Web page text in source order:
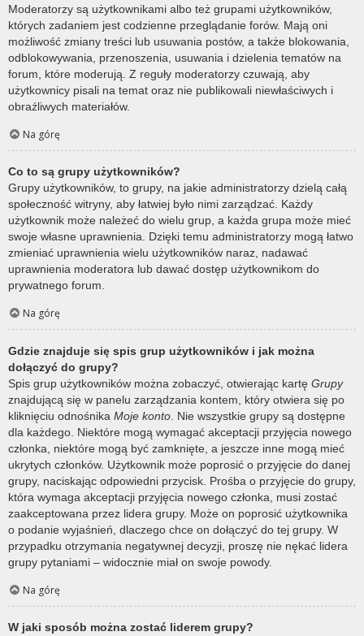
Moderatorzy są użytkownikami albo też grupami użytkowników,
których zadaniem jest codzienne przeglądanie forów. Mają oni
możliwość zmiany treści lub usuwania postów, a także blokowania,
odblokowywania, przenoszenia, usuwania i dzielenia tematów na
forum, które moderują. Z reguły moderatorzy czuwają, aby
użytkownicy pisali na temat oraz nie publikowali niewłaściwych i
obraźliwych materiałów.
Na górę
Co to są grupy użytkowników?
Grupy użytkowników, to grupy, na jakie administratorzy dzielą całą
społeczność witryny, aby łatwiej było nimi zarządzać. Każdy
użytkownik może należeć do wielu grup, a każda grupa może mieć
swoje własne uprawnienia. Dzięki temu administratorzy mogą łatwo
zmieniać uprawnienia wielu użytkowników naraz, nadawać
uprawnienia moderatora lub dawać dostęp użytkownikom do
prywatnego forum.
Na górę
Gdzie znajduje się spis grup użytkowników i jak można
dołączyć do grupy?
Spis grup użytkowników można zobaczyć, otwierając kartę Grupy
znajdującą się w panelu zarządzania kontem, który otwiera się po
kliknięciu odnośnika Moje konto . Nie wszystkie grupy są dostępne
dla każdego. Niektóre mogą wymagać akceptacji przyjęcia nowego
członka, niektóre mogą być zamknięte, a jeszcze inne mogą mieć
ukrytych członków. Użytkownik może poprosić o przyjęcie do danej
grupy, naciskając odpowiedni przycisk. Prośba o przyjęcie do grupy,
która wymaga akceptacji przyjęcia nowego członka, musi zostać
zaakceptowana przez lidera grupy. Może on poprosić użytkownika
o podanie wyjaśnień, dlaczego chce on dołączyć do tej grupy. W
przypadku otrzymania negatywnej decyzji, proszę nie nękać lidera
grupy pytaniami – widocznie miał on swoje powody.
Na górę
W jaki sposób można zostać liderem grupy?